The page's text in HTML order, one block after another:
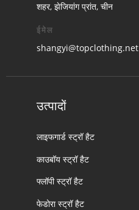
शहर, झेजियांग प्रांत, चीन
ईमेल
shangyi@topclothing.net
उत्पादों
लाइफगार्ड स्ट्रॉ हैट
काउबॉय स्ट्रॉ हैट
फ्लॉपी स्ट्रॉ हैट
फेडोरा स्ट्रॉ हैट